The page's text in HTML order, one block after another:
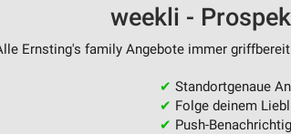
weekli -
Ernsting's family Angebote immer
✔ Standortgenaue
✔ Folge deinem
✔ Push-
durch Statistiken oder Kombinationen von
der Angebote
Daten zur Auswahl von Inhalten